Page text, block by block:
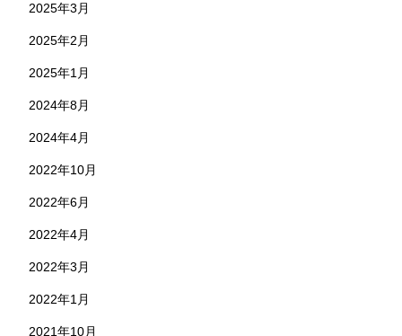
2025年3月
2025年2月
2025年1月
2024年8月
2024年4月
2022年10月
2022年6月
2022年4月
2022年3月
2022年1月
2021年10月